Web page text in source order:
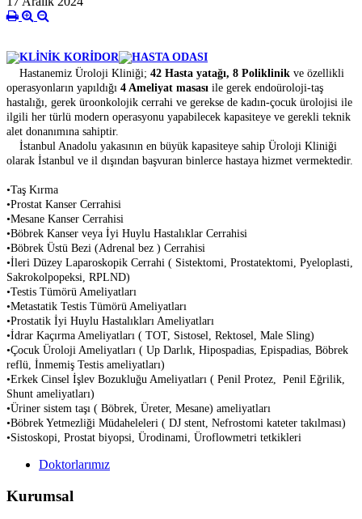
Hastanemiz Üroloji Kliniği; 42 Hasta yatağı, 8 Poliklinik ve özellikli
operasyonların yapıldığı 4 Ameliyat masası ile gerek endoüroloji-taş
hastalığı, gerek üroonkolojik cerrahi ve gerekse de kadın-çocuk ürolojisi ile
ilgili her türlü modern operasyonu yapabilecek kapasiteye ve gerekli teknik
alet donanımına sahiptir.
İstanbul Anadolu yakasının en büyük kapasiteye sahip Üroloji Kliniği
olarak İstanbul ve il dışından başvuran binlerce hastaya hizmet vermektedir.
•Taş Kırma
•Prostat Kanser Cerrahisi
•Mesane Kanser Cerrahisi
•Böbrek Kanser veya İyi Huylu Hastalıklar Cerrahisi
•Böbrek Üstü Bezi (Adrenal bez ) Cerrahisi
•İleri Düzey Laparoskopik Cerrahi ( Sistektomi, Prostatektomi, Pyeloplasti,
Sakrokolpopeksi, RPLND)
•Testis Tümörü Ameliyatları
•Metastatik Testis Tümörü Ameliyatları
•Prostatik İyi Huylu Hastalıkları Ameliyatları
•İdrar Kaçırma Ameliyatları ( TOT, Sistosel, Rektosel, Male Sling)
•Çocuk Üroloji Ameliyatları ( Up Darlık, Hipospadias, Epispadias, Böbrek
reflü, İnmemiş Testis ameliyatları)
•Erkek Cinsel İşlev Bozukluğu Ameliyatları ( Penil Protez, Penil Eğrilik,
Shunt ameliyatları)
•Üriner sistem taşı ( Böbrek, Üreter, Mesane) ameliyatları
•Böbrek Yetmezliği Müdaheleleri ( DJ stent, Nefrostomi kateter takılması)
•Sistoskopi, Prostat biyopsi, Ürodinami, Üroflowmetri tetkikleri
Doktorlarımız
Kurumsal